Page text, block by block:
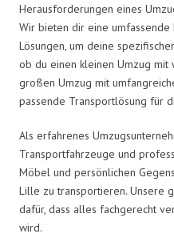
Herausforderungen eines
Wir bieten dir eine
Lösungen, um deine
ob du einen kleinen Umzug
großen Umzug mit
passende Transportlösung für
Als erfahrenes
Transportfahrzeuge und
Möbel und persönlichen
Lille zu transportieren. Unsere
dafür, dass alles fachgerecht
wird.